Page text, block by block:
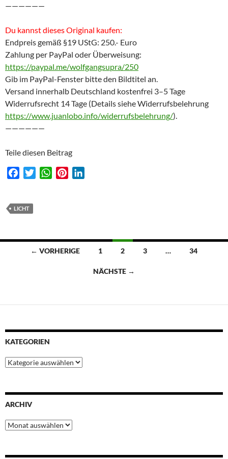
——————
Du kannst dieses Original kaufen:
Endpreis gemäß §19 UStG: 250.- Euro
Zahlung per PayPal oder Überweisung:
https://paypal.me/wolfgangsupra/250
Gib im PayPal-Fenster bitte den Bildtitel an.
Versand innerhalb Deutschland kostenfrei 3–5 Tage
Widerrufsrecht 14 Tage (Details siehe Widerrufsbelehrung
https://www.juanlobo.info/widerrufsbelehrung/).
——————
Teile diesen Beitrag
e
W
p
e
LICHT
Beitragsnavigation
← VORHERIGE 1 2 3 … 34
NÄCHSTE →
KATEGORIEN
Kategorien
ARCHIV
Archiv